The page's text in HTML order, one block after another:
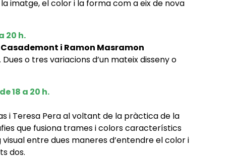
imatge, el color i la forma com a eix de nova
20 h.
i Ramon Masramon
o tres variacions d’un mateix disseny o
18 a 20 h.
i Teresa Pera al voltant de la pràctica de la
que fusiona trames i colors característics
entre dues maneres d’entendre el color i
dos.